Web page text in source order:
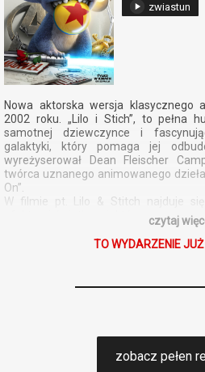
zwiastun
Nowa aktorska wersja klasycznego
2002 roku. „Lilo i Stich”, to pełna
samotnej dziewczynce i
galaktyki, który pomaga jej
wyreżyserował Dean Fleischer
twórca uznanego animowanego
On”.
W filmie pt. Lilo & Stitch najduje
efektami świetlnymi, które mogą
wrażliwych na światło i wpływać na
czytaj
TO WYDARZENIE
zobacz pełen